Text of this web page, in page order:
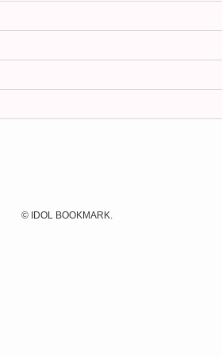
©IDOL BOOKMARK.